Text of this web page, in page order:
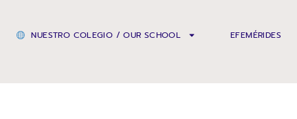
NUESTRO COLEGIO / OUR SCHOOL EFEMÉRIDES